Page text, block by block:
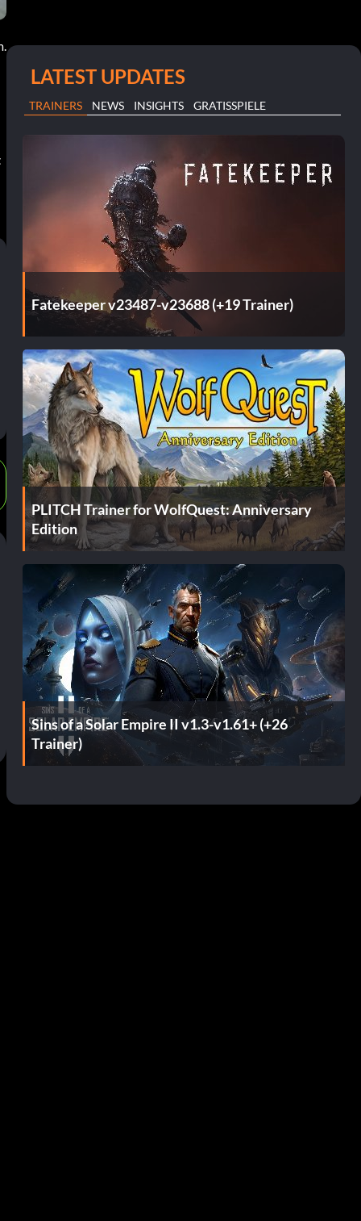
LATEST UPDATES
TRAINERS NEWS INSIGHTS GRATISSPIELE
Fatekeeper v23487-v23688 (+19 Trainer)
PLITCH Trainer for WolfQuest: Anniversary
Edition
Sins of a Solar Empire II v1.3-v1.61+ (+26
Trainer)